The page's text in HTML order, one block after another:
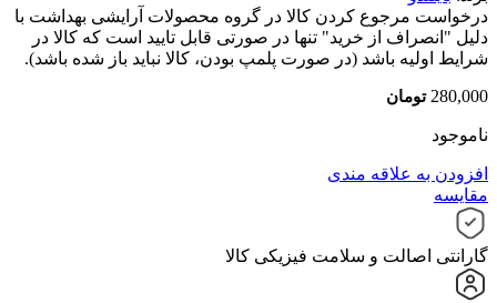
درخواست مرجوع کردن کالا در گروه محصولات آرایشی بهداشت با
دلیل "انصراف از خرید" تنها در صورتی قابل تایید است که کالا در
شرایط اولیه باشد (در صورت پلمپ بودن، کالا نباید باز شده باشد).
280,000 تومان
ناموجود
افزودن به علاقه مندی
مقایسه
گارانتی اصالت و سلامت فیزیکی کالا